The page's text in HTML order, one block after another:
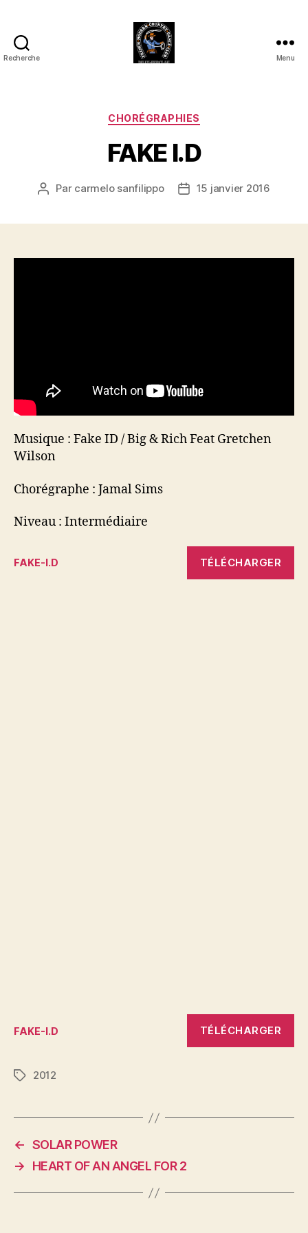
Recherche
de
Billy-
Berclau
(62)
Menu
Catégories
CHORÉGRAPHIES
FAKE I.D
Auteur
Par carmelo sanfilippo
Date15 janvier 2016
Musique : Fake ID / Big & Rich Feat Gretchen
Wilson
Chorégraphe : Jamal Sims
Niveau : Intermédiaire
FAKE-I.D TÉLÉCHARGER
FAKE-I.D TÉLÉCHARGER
Étiquettes
2012
← SOLAR POWER
→
HEART OF AN ANGEL FOR 2